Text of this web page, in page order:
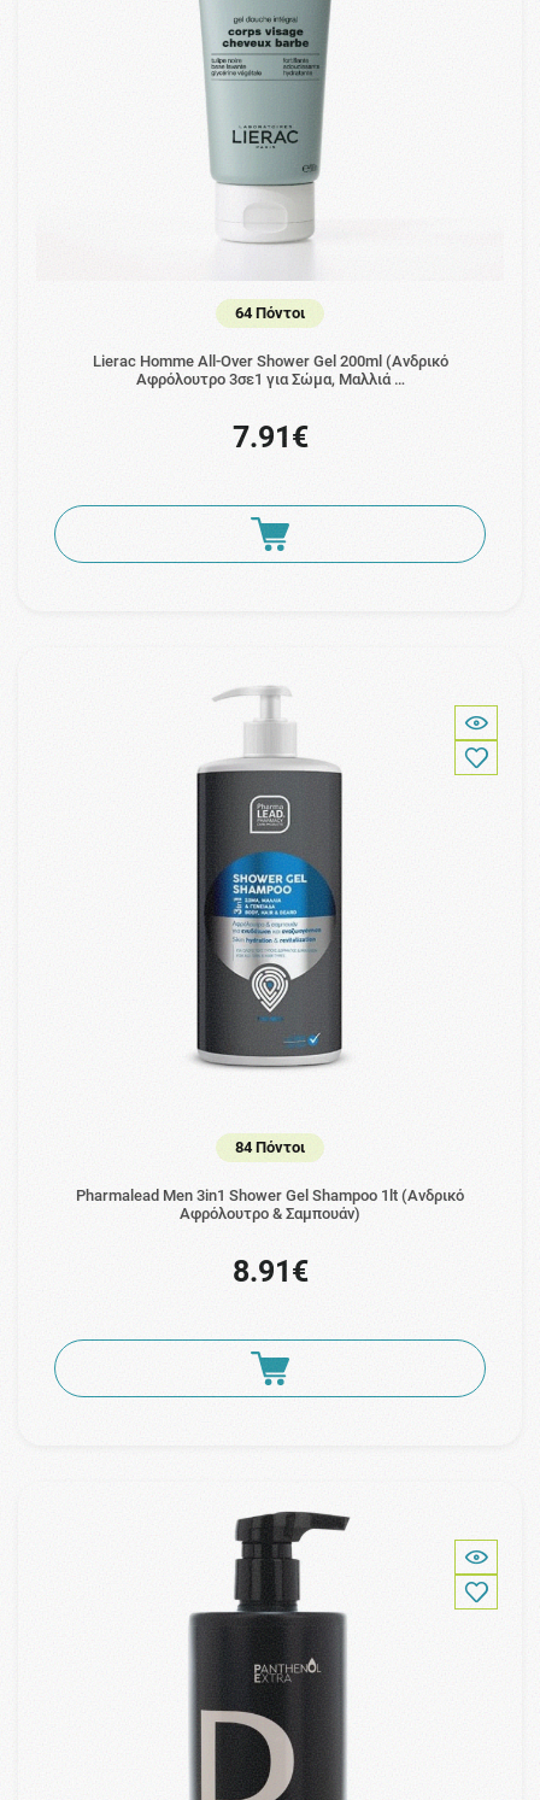
64 Πόντοι
Lierac Homme All-Over Shower Gel 200ml (Ανδρικό
Αφρόλουτρο 3σε1 για Σώμα, Μαλλιά …
7.91€
84 Πόντοι
Pharmalead Men 3in1 Shower Gel Shampoo 1lt (Ανδρικό
Aφρόλουτρο & Σαμπουάν)
8.91€